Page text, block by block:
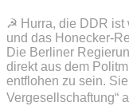
☭ Hurra, die DDR ist
und das Honecker-
Die Berliner
direkt aus dem
entflohen zu sein.
Vergesellschaftung“